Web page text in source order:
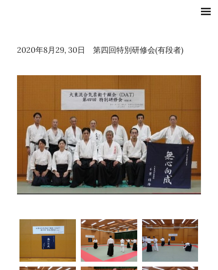
2020年8月29, 30日 ​第四回特別研修会(有段者)